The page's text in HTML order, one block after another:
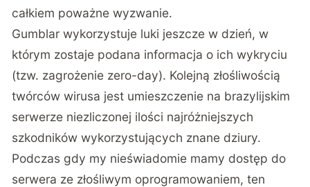
całkiem poważne wyzwanie.
Gumblar wykorzystuje luki jeszcze w dzień, w
którym zostaje podana informacja o ich wykryciu
(tzw. zagrożenie zero-day). Kolejną złośliwością
twórców wirusa jest umieszczenie na brazylijskim
serwerze niezliczonej ilości najróżniejszych
szkodników wykorzystujących znane dziury.
Podczas gdy my nieświadomie mamy dostęp do
serwera ze złośliwym oprogramowaniem, ten